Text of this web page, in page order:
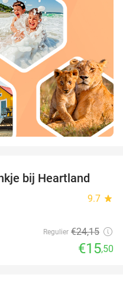
36%
bij Heartland
9.7 star
Regulier €24,15
€15,50